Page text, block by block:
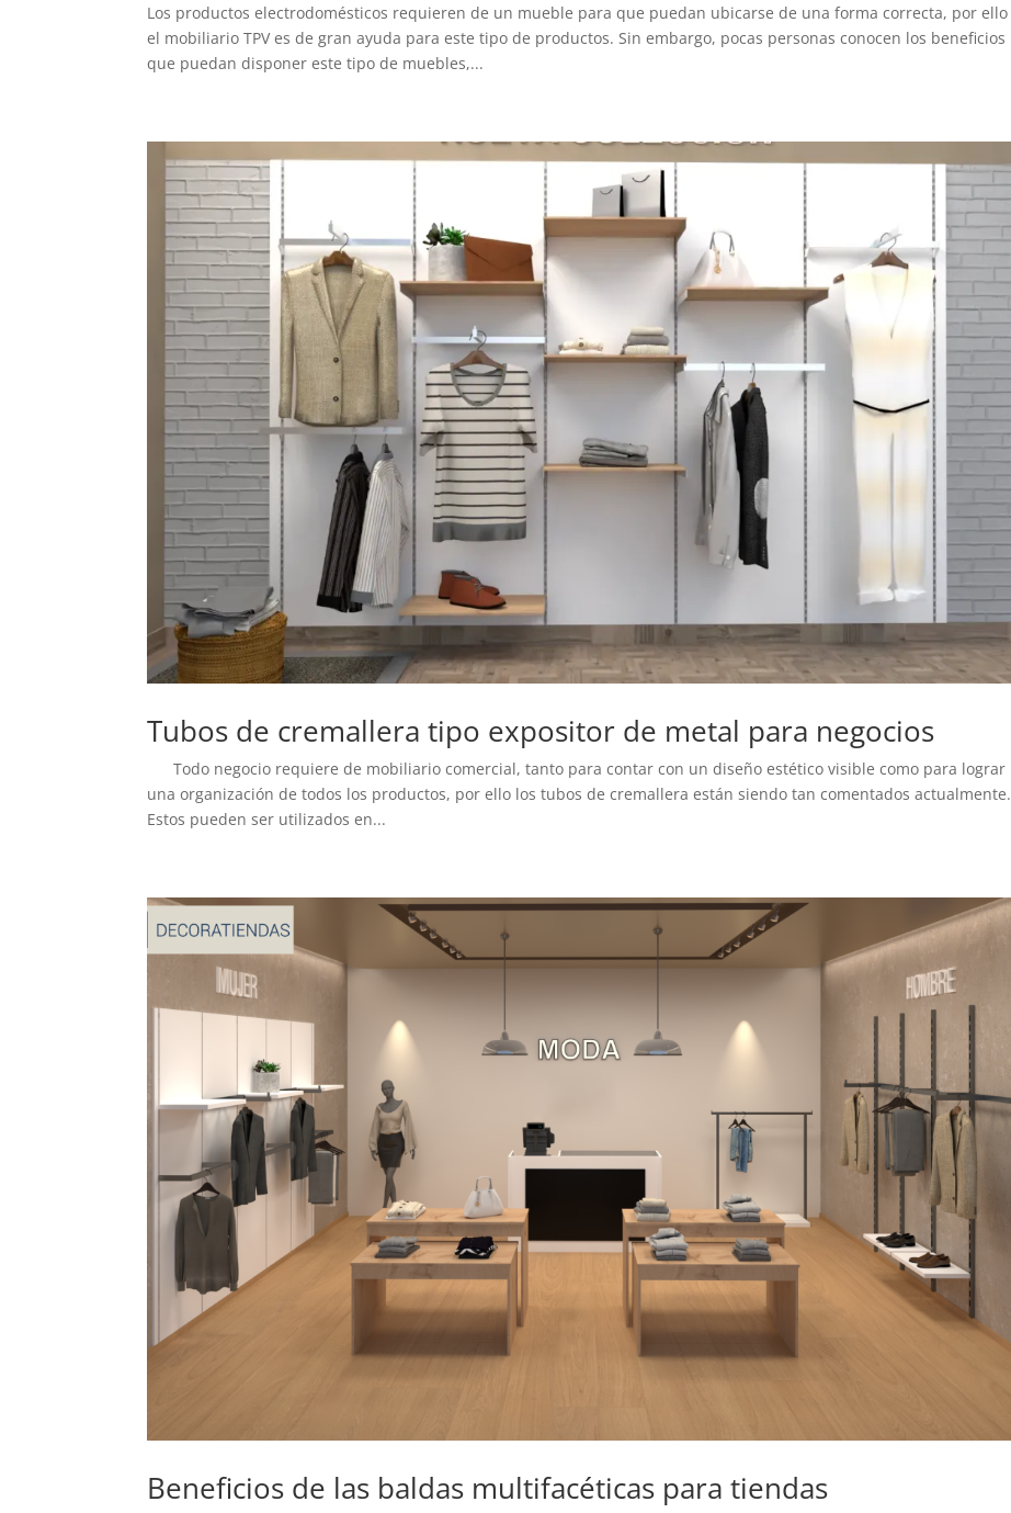
Los productos electrodomésticos requieren de un mueble para que puedan ubicarse de una forma correcta, por ello
el mobiliario TPV es de gran ayuda para este tipo de productos. Sin embargo, pocas personas conocen los beneficios
que puedan disponer este tipo de muebles,...
Tubos de cremallera tipo expositor de metal para negocios
Todo negocio requiere de mobiliario comercial, tanto para contar con un diseño estético visible como para lograr
una organización de todos los productos, por ello los tubos de cremallera están siendo tan comentados actualmente.
Estos pueden ser utilizados en...
Beneficios de las baldas multifacéticas para tiendas